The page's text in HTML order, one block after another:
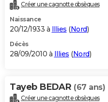
Créer une cagnotte obsèques
Naissance
20/12/1933 à Illies (Nord)
Décès
28/09/2010 à Illies (Nord)
Tayeb BEDAR (67 ans)
Créer une cagnotte obsèques